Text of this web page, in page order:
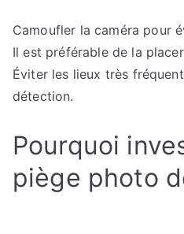
Camoufler la caméra pour
Il est préférable de la
Éviter les lieux très
détection.
Pourquoi
piège photo